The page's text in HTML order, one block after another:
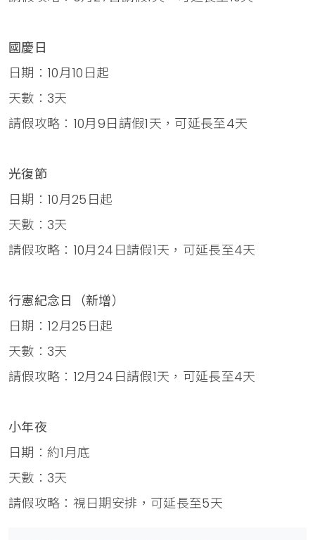
國慶日
日期：10月10日起
天數：3天
請假攻略：10月9日請假1天，可延長至4天
光復節
日期：10月25日起
天數：3天
請假攻略：10月24日請假1天，可延長至4天
行憲紀念日（新增）
日期：12月25日起
天數：3天
請假攻略：12月24日請假1天，可延長至4天
小年夜
日期：約1月底
天數：3天
請假攻略：視日期安排，可延長至5天